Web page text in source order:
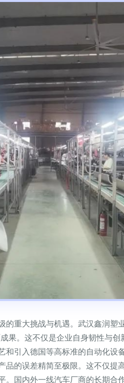
重大挑战与机遇。武汉鑫润塑
果。这不仅是企业自身韧性与
引入德国等高标准的自动化
的误差精简至极限。这不仅
国内外一线汽车厂商的长期